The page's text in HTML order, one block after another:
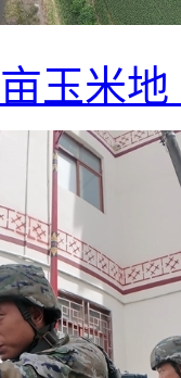
玉米地